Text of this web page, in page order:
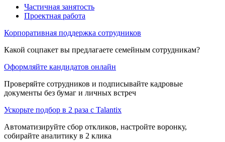
Частичная занятость
Проектная работа
Корпоративная поддержка сотрудников
Какой соцпакет вы предлагаете семейным сотрудникам?
Оформляйте кандидатов онлайн
Проверяйте сотрудников и подписывайте кадровые
документы без бумаг и личных встреч
Ускорьте подбор в 2 раза с Talantix
Автоматизируйте сбор откликов, настройте воронку,
собирайте аналитику в 2 клика